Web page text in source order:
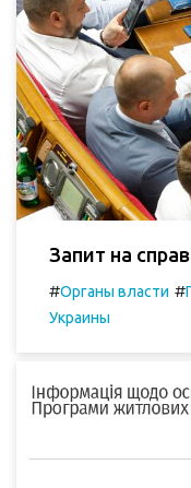
Запит на
#Органы власти #
Украины